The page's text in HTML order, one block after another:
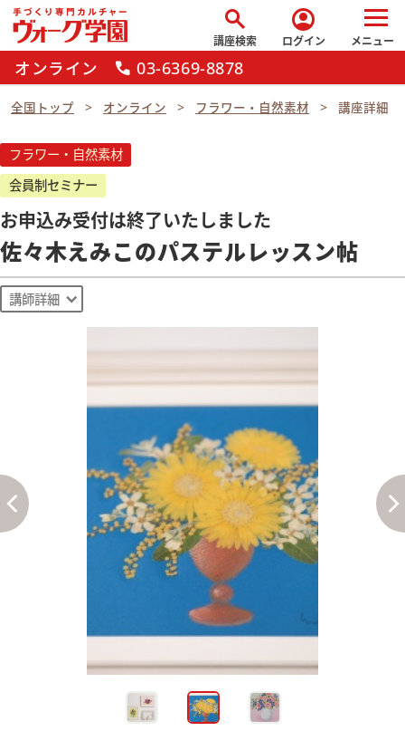
search
講座検索
account_circle
ログイン メニュー
オンライン call 03-6369-8878
全国トップ オンライン フラワー・自然素材 講座詳細
フラワー・自然素材
会員制セミナー
お申込み受付は終了いたしました
佐々木えみこのパステルレッスン帖
講師詳細